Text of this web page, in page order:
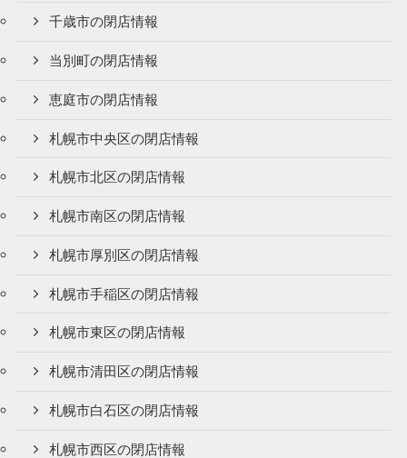
千歳市の閉店情報
当別町の閉店情報
恵庭市の閉店情報
札幌市中央区の閉店情報
札幌市北区の閉店情報
札幌市南区の閉店情報
札幌市厚別区の閉店情報
札幌市手稲区の閉店情報
札幌市東区の閉店情報
札幌市清田区の閉店情報
札幌市白石区の閉店情報
札幌市西区の閉店情報